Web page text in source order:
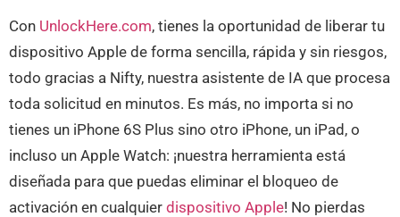
Con UnlockHere.com, tienes la oportunidad de liberar tu
dispositivo Apple de forma sencilla, rápida y sin riesgos,
todo gracias a Nifty, nuestra asistente de IA que procesa
toda solicitud en minutos. Es más, no importa si no
tienes un iPhone 6S Plus sino otro iPhone, un iPad, o
incluso un Apple Watch: ¡nuestra herramienta está
diseñada para que puedas eliminar el bloqueo de
activación en cualquier dispositivo Apple! No pierdas